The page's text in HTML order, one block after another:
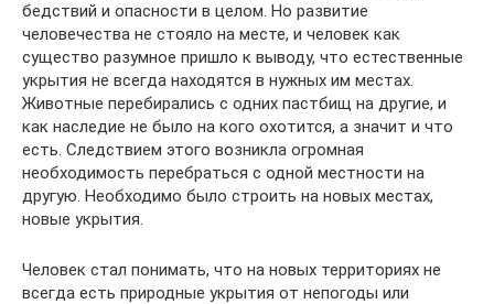
бедствий и опасности в целом. Но развитие
человечества не стояло на месте, и человек как
существо разумное пришло к выводу, что естественные
укрытия не всегда находятся в нужных им местах.
Животные перебирались с одних пастбищ на другие, и
как наследие не было на кого охотится, а значит и что
есть. Следствием этого возникла огромная
необходимость перебраться с одной местности на
другую. Необходимо было строить на новых местах,
новые укрытия.
Человек стал понимать, что на новых территориях не
всегда есть природные укрытия от непогоды или